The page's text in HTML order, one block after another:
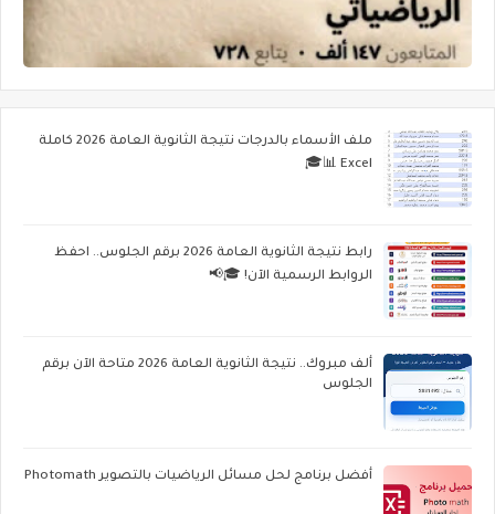
ملف الأسماء بالدرجات نتيجة الثانوية العامة 2026 كاملة
Excel 📊🎓
رابط نتيجة الثانوية العامة 2026 برقم الجلوس.. احفظ
الروابط الرسمية الآن! 🎓📢
ألف مبروك.. نتيجة الثانوية العامة 2026 متاحة الآن برقم
الجلوس
أفضل برنامج لحل مسائل الرياضيات بالتصوير Photomath